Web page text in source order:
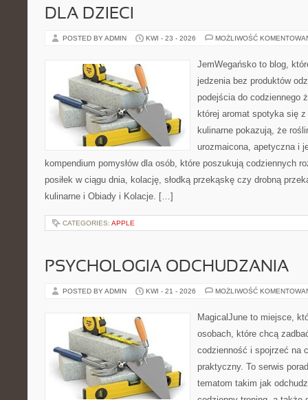
DLA DZIECI
POSTED BY ADMIN KWI - 23 - 2026 MOŻLIWOŚĆ
JemWegańsko to blog,
jedzenia bez produktów
podejścia do codziennego
której aromat spotyka się
kulinarne pokazują, że
urozmaicona, apetyczna i
kompendium pomysłów dla osób, które poszukują codziennych
posiłek w ciągu dnia, kolację, słodką przekąskę czy drobną
kulinarne i Obiady i Kolacje. […]
CATEGORIES: APPLE
PSYCHOLOGIA ODCHUDZANIA
POSTED BY ADMIN KWI - 21 - 2026 MOŻLIWOŚĆ
MagicalJune to miejsce,
osobach, które chcą
codzienność i spojrzeć na
praktyczny. To serwis
tematom takim jak